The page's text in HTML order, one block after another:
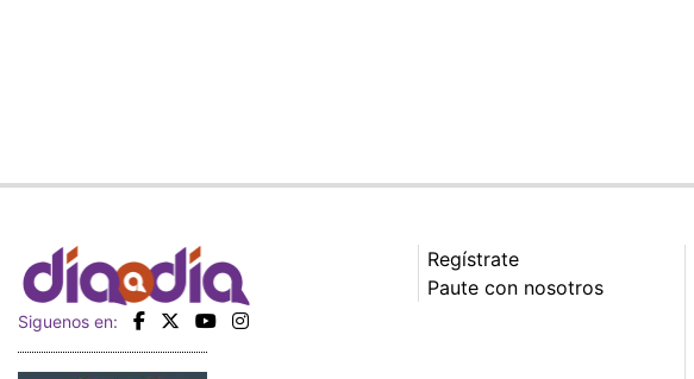
Siguenos en:
Regístrate
Paute con nosotros